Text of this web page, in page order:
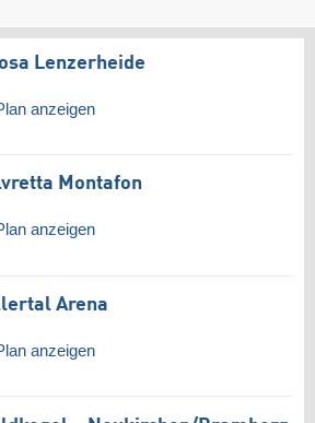
Lenzerheide
anzeigen
Montafon
anzeigen
Arena
anzeigen